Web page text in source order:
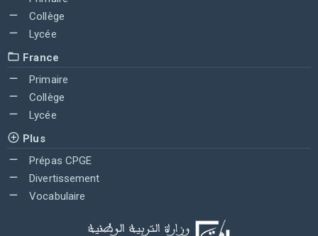
Collège
Lycée
France
Primaire
Collège
Lycée
Plus
Prépas CPGE
Divertissement
Vocabulaire